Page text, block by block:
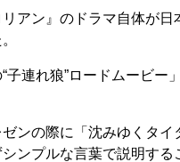
アン』のドラマ自体が日
連れ狼”ロードムービー」
ンの際に「沈みゆくタ
ンプルな言葉で説明する